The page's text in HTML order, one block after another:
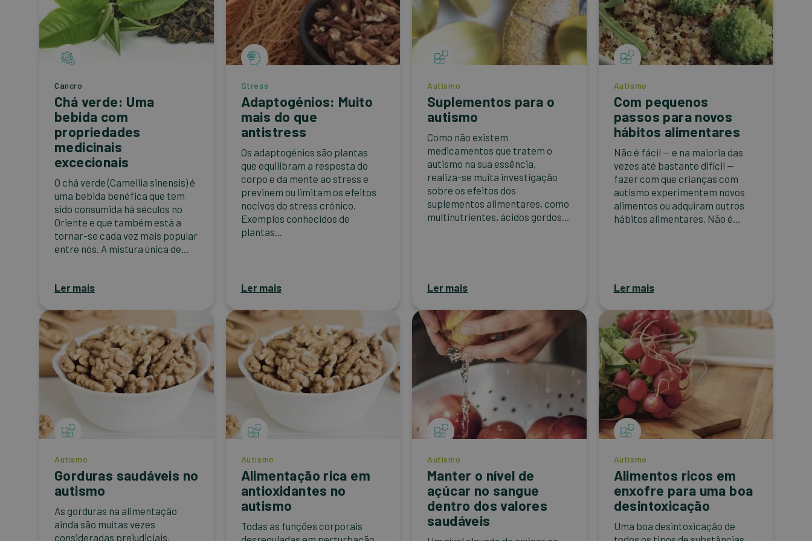
Cancro
Chá verde: Uma
bebida com
propriedades
medicinais
excecionais
O chá verde (Camellia sinensis) é
uma bebida benéfica que tem
sido consumida há séculos no
Oriente e que também está a
tornar-se cada vez mais popular
entre nós. A mistura única de...
Ler mais
Stress
Adaptogénios: Muito
mais do que
antistress
Os adaptogénios são plantas
que equilibram a resposta do
corpo e da mente ao stress e
previnem ou limitam os efeitos
nocivos do stress crónico.
Exemplos conhecidos de
plantas...
Ler mais
Autismo
Suplementos para o
autismo
Como não existem
medicamentos que tratem o
autismo na sua essência,
realiza-se muita investigação
sobre os efeitos dos
suplementos alimentares, como
multinutrientes, ácidos gordos...
Ler mais
Autismo
Com pequenos
passos para novos
hábitos alimentares
Não é fácil — e na maioria das
vezes até bastante difícil —
fazer com que crianças com
autismo experimentem novos
alimentos ou adquiram outros
hábitos alimentares. Não é...
Ler mais
Autismo
Gorduras saudáveis no
autismo
As gorduras na alimentação
ainda são muitas vezes
consideradas prejudiciais,
Autismo
Alimentação rica em
antioxidantes no
autismo
Todas as funções corporais
Autismo
Manter o nível de
açúcar no sangue
dentro dos valores
saudáveis
Autismo
Alimentos ricos em
enxofre para uma boa
desintoxicação
Uma boa desintoxicação de